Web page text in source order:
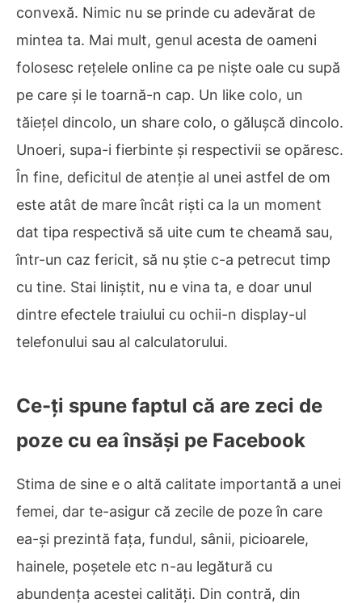
convexă. Nimic nu se prinde cu adevărat de
mintea ta. Mai mult, genul acesta de oameni
folosesc rețelele online ca pe niște oale cu supă
pe care și le toarnă-n cap. Un like colo, un
tăiețel dincolo, un share colo, o gălușcă dincolo.
Unoeri, supa-i fierbinte și respectivii se opăresc.
În fine, deficitul de atenție al unei astfel de om
este atât de mare încât riști ca la un moment
dat tipa respectivă să uite cum te cheamă sau,
într-un caz fericit, să nu știe c-a petrecut timp
cu tine. Stai liniștit, nu e vina ta, e doar unul
dintre efectele traiului cu ochii-n display-ul
telefonului sau al calculatorului.
Ce-ți spune faptul că are zeci de
poze cu ea însăși pe Facebook
Stima de sine e o altă calitate importantă a unei
femei, dar te-asigur că zecile de poze în care
ea-și prezintă fața, fundul, sânii, picioarele,
hainele, poșetele etc n-au legătură cu
abundența acestei calități. Din contră, din